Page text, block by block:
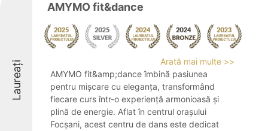
Laureați
AMYMO fit&dance
Arată mai multe >>
AMYMO fit&amp;dance îmbină pasiunea
pentru mișcare cu eleganța, transformând
fiecare curs într-o experiență armonioasă și
plină de energie. Aflat în centrul orașului
Focșani, acest centru de dans este dedicat